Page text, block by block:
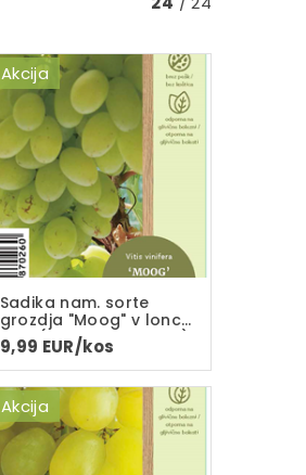
Sadika nam. sorte
grozdja "Moog" v loncu
C-2L(dvoletna sadika)
9,99 EUR/kos
Akcija
Akcija